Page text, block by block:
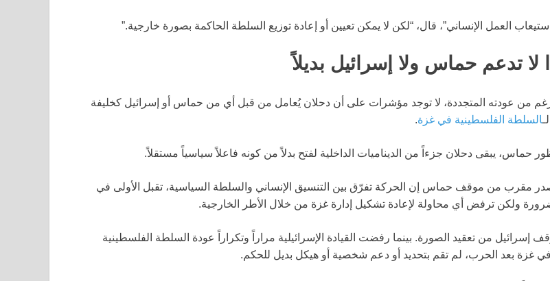
العمل الإنساني”، قال، “لكن لا يمكن تعيين أو إعادة توزيع السلطة الحاكمة بصورة خارجية.”
لا تدعم حماس ولا إسرائيل بديلاً
من عودته المتجددة، لا توجد مؤشرات على أن دحلان يُعامل من قبل أي من حماس أو إسرائيل كخليفة
السلطة الفلسطينية في غزة.
حماس، يبقى دحلان جزءاً من الديناميات الداخلية لفتح بدلاً من كونه فاعلاً سياسياً مستقلاً.
مقرب من موقف حماس إن الحركة تفرّق بين التنسيق الإنساني والسلطة السياسية، تقبل الأولى في
ولكن ترفض أي محاولة لإعادة تشكيل إدارة غزة من خلال الأطر الخارجية.
إسرائيل من تعقيد الصورة. بينما رفضت القيادة الإسرائيلية مراراً وتكراراً عودة السلطة الفلسطينية
غزة بعد الحرب، لم تقم بتحديد أو دعم شخصية أو هيكل بديل للحكم.